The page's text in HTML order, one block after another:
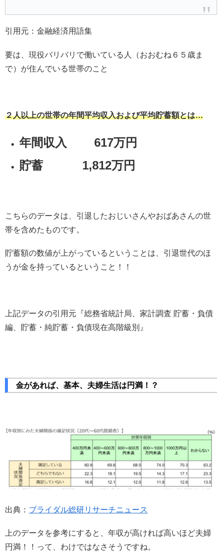
引用元：金融経済用語集
要は、現役バリバリで働いている人（おおむね６５歳ま
で）が住んでいる世帯のこと
２人以上の世帯の年間平均収入および平均貯蓄額とは…
年間収入 617万円
貯蓄 1,812万円
こちらのデータは、引退したおじいさんやおばあさんの世
帯を含めたものです。
貯蓄額の数値が上がっているということは、引退世代のほ
うが金を持っているということ！！
上記データの引用元『総務省統計局、家計調査 貯蓄・負債
編、貯蓄・純貯蓄・負債現在高階級別』
金があれば、基本、夫婦生活は円満！？
出典： ブライダル総研リサーチニュース
上のデータを参考にすると、年収が高ければ高いほど夫婦
円満！！って、わけではなさそうですね。